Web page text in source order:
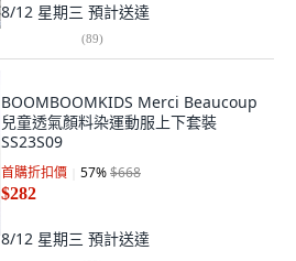
8/12 星期三 預計送達
(89)
BOOMBOOMKIDS Merci Beaucoup
兒童透氣顏料染運動服上下套裝
SS23S09
首購折扣價 57%$668
$282
8/12 星期三 預計送達